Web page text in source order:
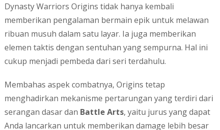
Dynasty Warriors Origins tidak hanya kembali
memberikan pengalaman bermain epik untuk melawan
ribuan musuh dalam satu layar. Ia juga memberikan
elemen taktis dengan sentuhan yang sempurna. Hal ini
cukup menjadi pembeda dari seri terdahulu.
Membahas aspek combatnya, Origins tetap
menghadirkan mekanisme pertarungan yang terdiri dari
serangan dasar dan Battle Arts, yaitu jurus yang dapat
Anda lancarkan untuk memberikan damage lebih besar